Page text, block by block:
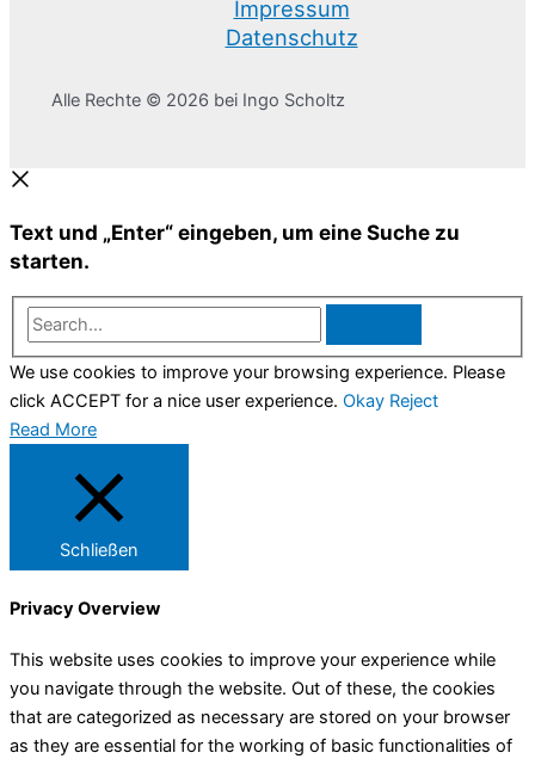
Impressum
Datenschutz
Alle Rechte © 2026 bei Ingo Scholtz
Text und „Enter“ eingeben, um eine Suche zu
starten.
Search...
We use cookies to improve your browsing experience. Please
click ACCEPT for a nice user experience. Okay Reject
Read More
Schließen
Privacy Overview
This website uses cookies to improve your experience while
you navigate through the website. Out of these, the cookies
that are categorized as necessary are stored on your browser
as they are essential for the working of basic functionalities of